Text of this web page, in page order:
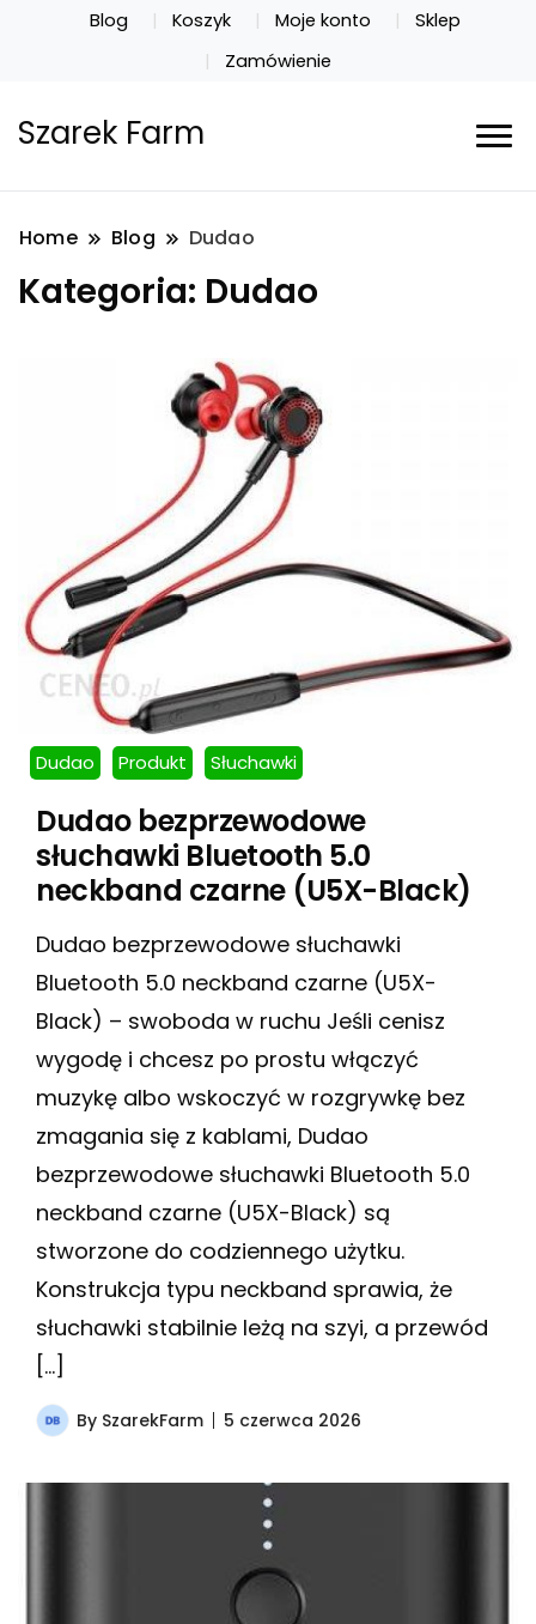
Blog Koszyk Moje konto
Sklep
Zamówienie
Szarek Farm
Home Blog Dudao
Kategoria: Dudao
Dudao Produkt Słuchawki
Dudao bezprzewodowe
słuchawki Bluetooth 5.0
neckband czarne (U5X-Black)
Dudao bezprzewodowe słuchawki
Bluetooth 5.0 neckband czarne (U5X-
Black) – swoboda w ruchu Jeśli cenisz
wygodę i chcesz po prostu włączyć
muzykę albo wskoczyć w rozgrywkę bez
zmagania się z kablami, Dudao
bezprzewodowe słuchawki Bluetooth 5.0
neckband czarne (U5X-Black) są
stworzone do codziennego użytku.
Konstrukcja typu neckband sprawia, że
słuchawki stabilnie leżą na szyi, a przewód
[…]
By SzarekFarm 5 czerwca 2026